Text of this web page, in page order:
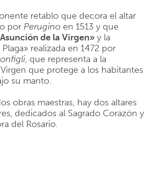
retablo que decora el altar
por Perugino en 1513 y que
de la Virgen» y la
realizada en 1472 por
, que representa a la
que protege a los habitantes
su manto.
obras maestras, hay dos altares
dedicados al Sagrado Corazón y
del Rosario.